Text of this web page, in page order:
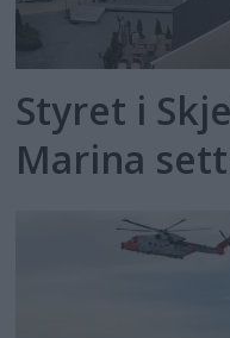
Styret i
Marina